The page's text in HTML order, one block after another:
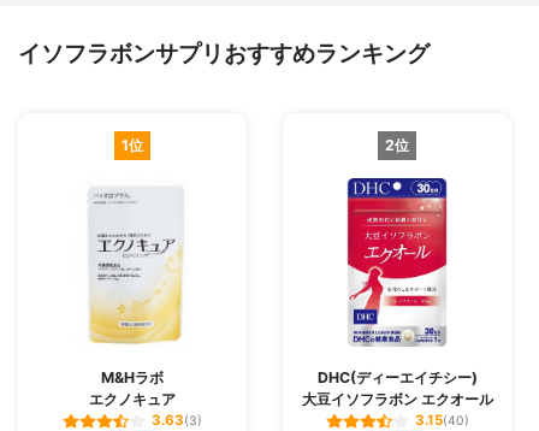
イソフラボンサプリおすすめランキング
1位
M&Hラボ
エクノキュア
3.63(3)
2位
DHC(ディーエイチシー)
大豆イソフラボン エクオール
3.15(40)